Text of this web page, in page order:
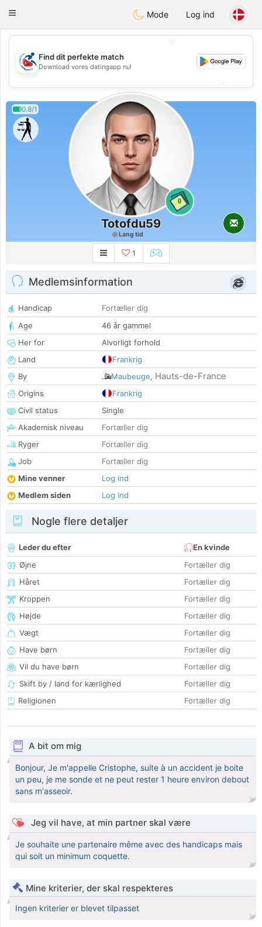
Handi Space
Toggle
Mode Log ind
💖
💕
Find dit perfekte match
Download vores datingapp nu!
0.8/1
0
Totofdu59
Lang tid
1
Medlemsinformation
Handicap
Fortæller dig
Age
46 år gammel
Her for
Alvorligt forhold
Land
Frankrig
By
Maubeuge, Hauts-de-France
Origins
Frankrig
Civil status
Single
Akademisk niveau
Fortæller dig
Ryger
Fortæller dig
Job
Fortæller dig
Mine venner
Log ind
Medlem siden
Log ind
Nogle flere detaljer
Leder du efter
En kvinde
Øjne
Fortæller dig
Håret
Fortæller dig
Kroppen
Fortæller dig
Højde
Fortæller dig
Vægt
Fortæller dig
Have børn
Fortæller dig
Vil du have børn
Fortæller dig
Skift by / land for kærlighed
Fortæller dig
Religionen
Fortæller dig
A bit om mig
Bonjour, Je m'appelle Cristophe, suite à un accident je boite
un peu, je me sonde et ne peut rester 1 heure environ debout
sans m'asseoir.
Jeg vil have, at min partner skal være
Je souhaite une partenaire même avec des handicaps mais
qui soit un minimum coquette.
Mine kriterier, der skal respekteres
Ingen kriterier er blevet tilpasset